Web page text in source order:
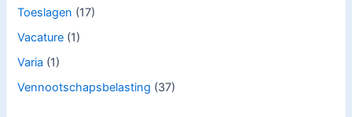
Toeslagen (17)
Vacature (1)
Varia (1)
Vennootschapsbelasting (37)